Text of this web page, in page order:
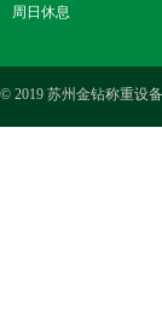
周日休息
© 2019 苏州金钻称重设